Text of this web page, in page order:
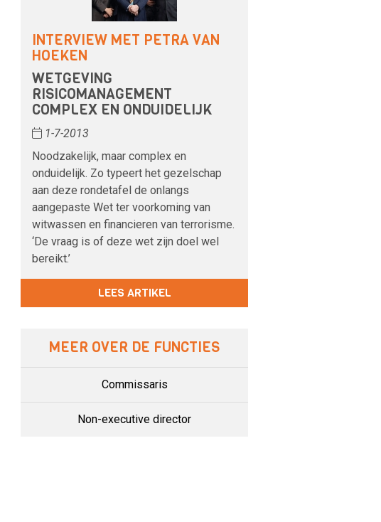
INTERVIEW MET PETRA VAN
HOEKEN
WETGEVING
RISICOMANAGEMENT
COMPLEX EN ONDUIDELIJK
1-7-2013
Noodzakelijk, maar complex en
onduidelijk. Zo typeert het gezelschap
aan deze rondetafel de onlangs
aangepaste Wet ter voorkoming van
witwassen en financieren van terrorisme.
‘De vraag is of deze wet zijn doel wel
bereikt.’
LEES ARTIKEL
MEER OVER DE FUNCTIES
Commissaris
Non-executive director